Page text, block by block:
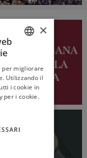
ENGLISH
×
per migliorare
Utilizzando il
i cookie in
per i cookie.